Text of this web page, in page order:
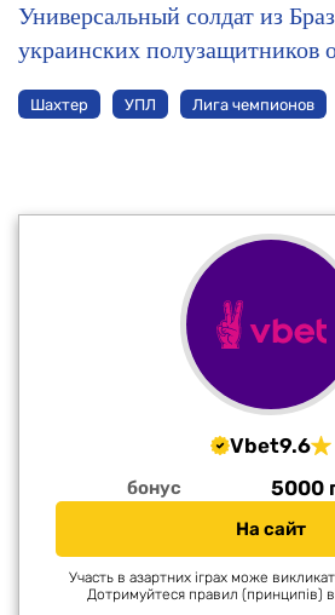
Универсальный солдат из
украинских полузащитников
Шахтер УПЛ Лига чемпионов
Vbet9.6
бонус 5000
На сайт
Участь в азартних іграх може
Дотримуйтеся правил (принципів)